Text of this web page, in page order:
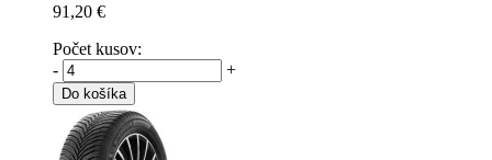
91,20 €
Počet kusov:
-
+
Do košíka